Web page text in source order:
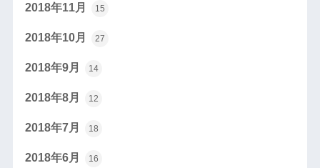
2018年11月 15
2018年10月 27
2018年9月 14
2018年8月 12
2018年7月 18
2018年6月 16